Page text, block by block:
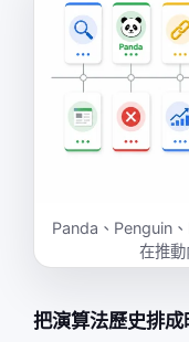
Panda、Penguin
在推
把演算法歷史排